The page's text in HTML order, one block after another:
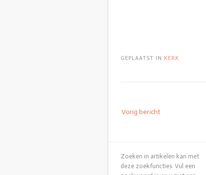
GEPLAATST IN KERK
Vorig bericht
Zoeken in artikelen kan met
deze zoekfuncties. Vul een